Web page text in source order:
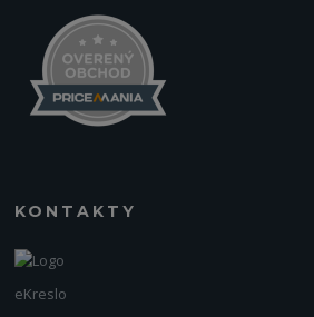
KONTAKTY
eKreslo